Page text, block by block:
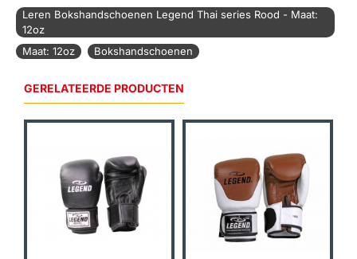
Leren Bokshandschoenen Legend Thai series Rood - Maat:
12oz
Maat: 12oz
Bokshandschoenen
GERELATEERDE PRODUCTEN